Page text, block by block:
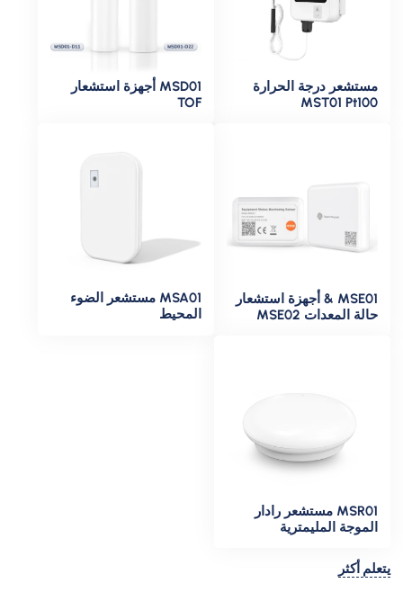
مستشعر درجة الحرارة
MST01 Pt100
MSD01 أجهزة استشعار
TOF
MSE01 & أجهزة استشعار
حالة المعدات MSE02
MSA01 مستشعر الضوء
المحيط
MSR01 مستشعر رادار
الموجة المليمترية
يتعلم أكثر